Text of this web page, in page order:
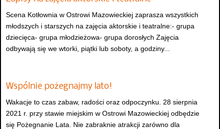
Scena Kotłownia w Ostrowi Mazowieckiej zaprasza wszystkich
młodszych i starszych na zajęcia aktorskie i teatralne:- grupa
dziecięca- grupa młodzieżowa- grupa dorosłych Zajęcia
odbywają się we wtorki, piątki lub soboty, a godziny...
Wspólnie pożegnajmy lato!
Wakacje to czas zabaw, radości oraz odpoczynku. 28 sierpnia
2021 r. przy stawie miejskim w Ostrowi Mazowieckiej odbędzie
się Pożegnanie Lata. Nie zabraknie atrakcji zarówno dla